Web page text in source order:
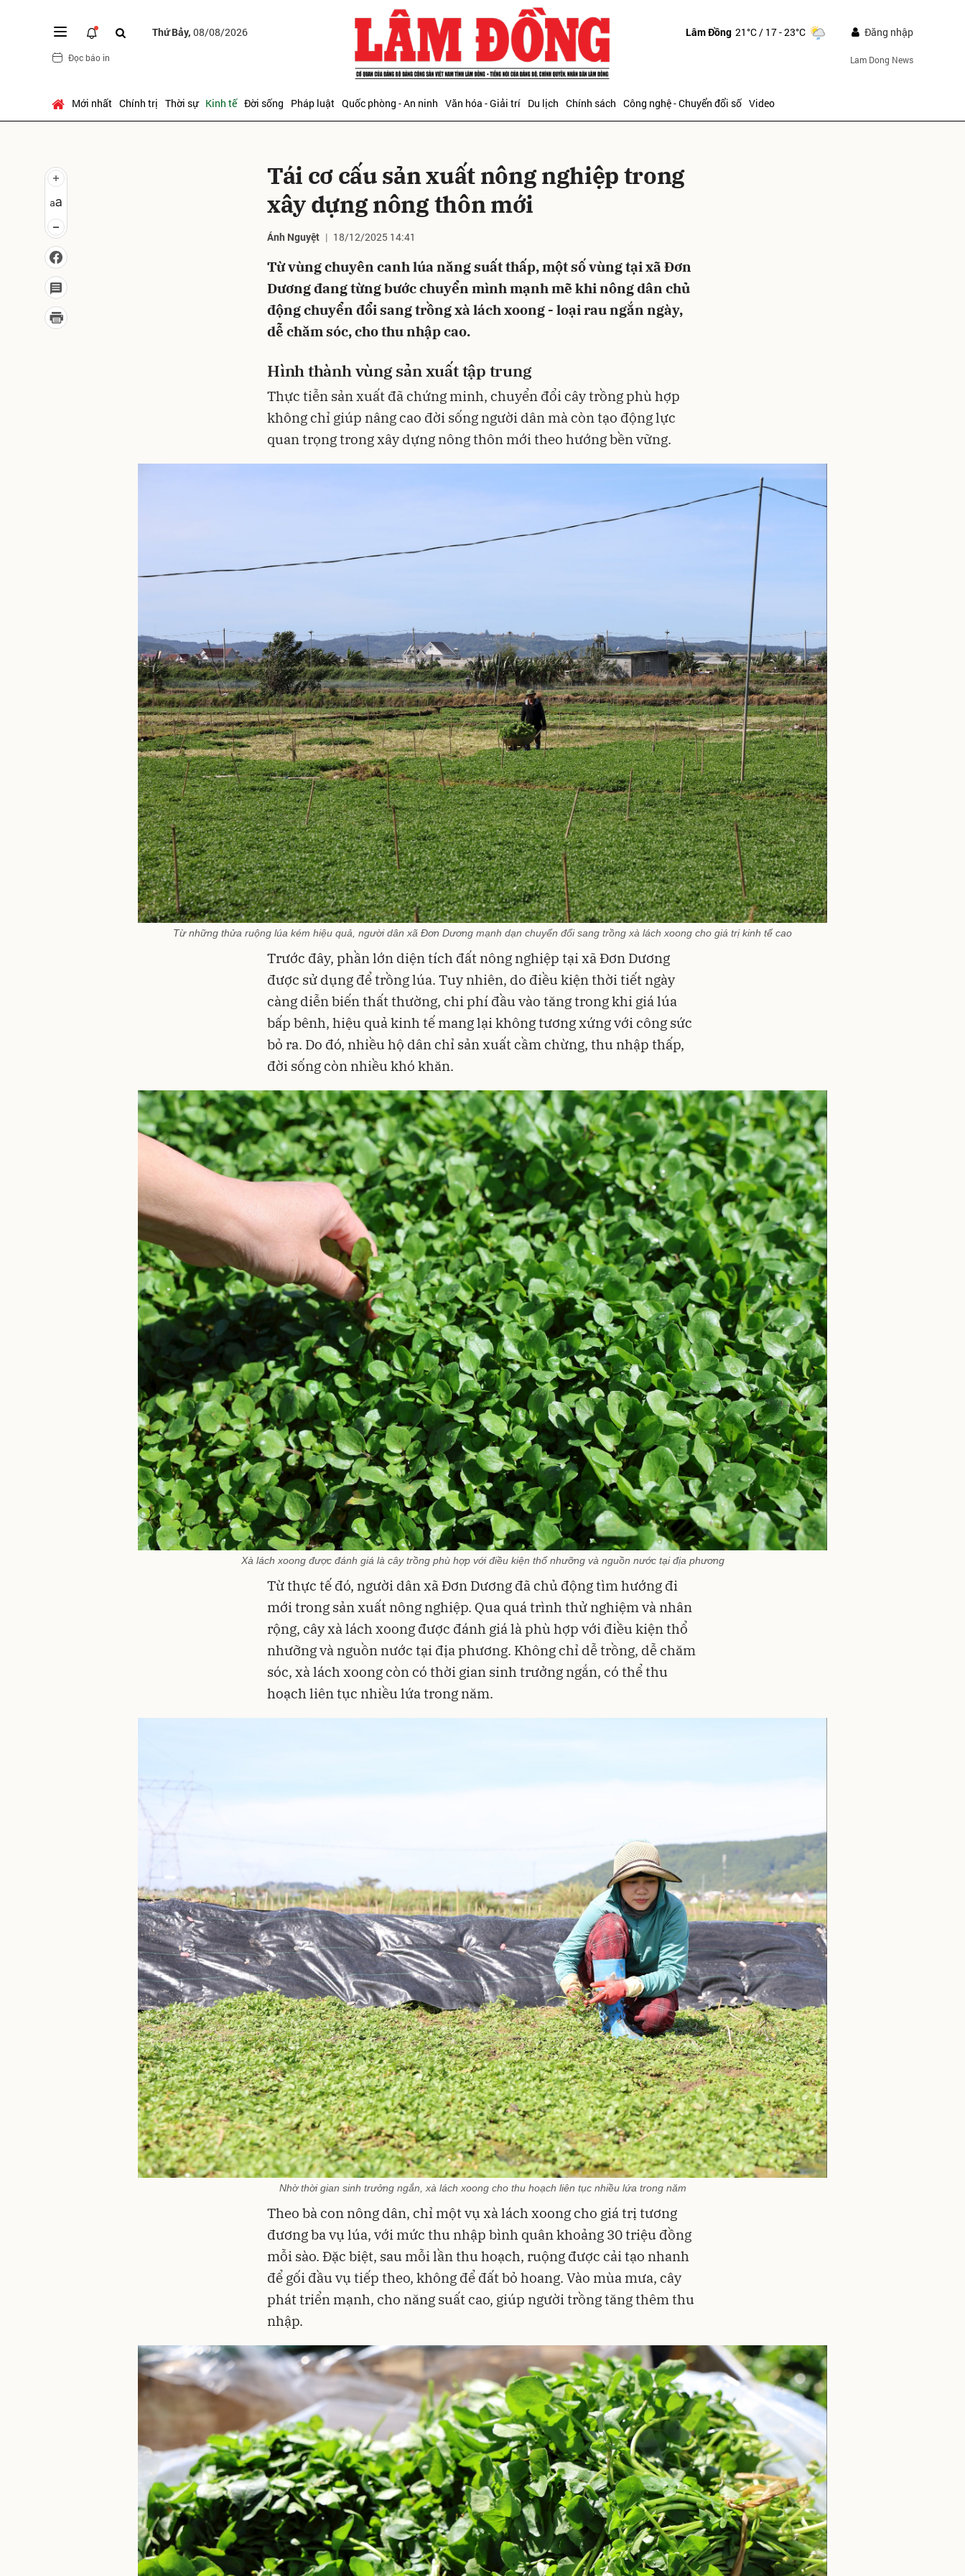
Thứ Bảy, 08/08/2026
Đọc báo in
Lâm Đồng 21°C/ 17 - 23°C Đăng nhập
Lam Dong News
Mới nhất Chính trị Thời sự Kinh tế Đời sống Pháp luật Quốc phòng - An ninh Văn hóa - Giải trí Du lịch Chính sách Công nghệ - Chuyển đổi số Video
Tái cơ cấu sản xuất nông nghiệp trong
xây dựng nông thôn mới
Ánh Nguyệt 18/12/2025 14:41
Từ vùng chuyên canh lúa năng suất thấp, một số vùng tại xã Đơn
Dương đang từng bước chuyển mình mạnh mẽ khi nông dân chủ
động chuyển đổi sang trồng xà lách xoong - loại rau ngắn ngày,
dễ chăm sóc, cho thu nhập cao.
Hình thành vùng sản xuất tập trung
Thực tiễn sản xuất đã chứng minh, chuyển đổi cây trồng phù hợp
không chỉ giúp nâng cao đời sống người dân mà còn tạo động lực
quan trọng trong xây dựng nông thôn mới theo hướng bền vững.
Từ những thửa ruộng lúa kém hiệu quả, người dân xã Đơn Dương mạnh dạn chuyển đổi sang trồng xà lách xoong cho giá trị kinh tế cao
Trước đây, phần lớn diện tích đất nông nghiệp tại xã Đơn Dương
được sử dụng để trồng lúa. Tuy nhiên, do điều kiện thời tiết ngày
càng diễn biến thất thường, chi phí đầu vào tăng trong khi giá lúa
bấp bênh, hiệu quả kinh tế mang lại không tương xứng với công sức
bỏ ra. Do đó, nhiều hộ dân chỉ sản xuất cầm chừng, thu nhập thấp,
đời sống còn nhiều khó khăn.
Xà lách xoong được đánh giá là cây trồng phù hợp với điều kiện thổ nhưỡng và nguồn nước tại địa phương
Từ thực tế đó, người dân xã Đơn Dương đã chủ động tìm hướng đi
mới trong sản xuất nông nghiệp. Qua quá trình thử nghiệm và nhân
rộng, cây xà lách xoong được đánh giá là phù hợp với điều kiện thổ
nhưỡng và nguồn nước tại địa phương. Không chỉ dễ trồng, dễ chăm
sóc, xà lách xoong còn có thời gian sinh trưởng ngắn, có thể thu
hoạch liên tục nhiều lứa trong năm.
Nhờ thời gian sinh trưởng ngắn, xà lách xoong cho thu hoạch liên tục nhiều lứa trong năm
Theo bà con nông dân, chỉ một vụ xà lách xoong cho giá trị tương
đương ba vụ lúa, với mức thu nhập bình quân khoảng 30 triệu đồng
mỗi sào. Đặc biệt, sau mỗi lần thu hoạch, ruộng được cải tạo nhanh
để gối đầu vụ tiếp theo, không để đất bỏ hoang. Vào mùa mưa, cây
phát triển mạnh, cho năng suất cao, giúp người trồng tăng thêm thu
nhập.
Gửi bình luận